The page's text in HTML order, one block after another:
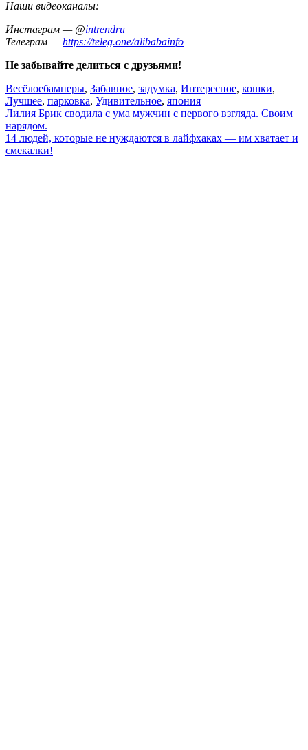
Наши видеоканалы:
Инстаграм — @intrendru
Телеграм —https://teleg.one/alibabainfo
Не забывайте делиться с друзьями!
Весёлоебамперы, Забавное, задумка, Интересное, кошки,
Лучшее, парковка, Удивительное, япония
Навигация
по
записям
Лилия Брик сводила с ума мужчин с первого взгляда. Своим
нарядом.
14 людей, которые не нуждаются в лайфхаках — им хватает и
смекалки!